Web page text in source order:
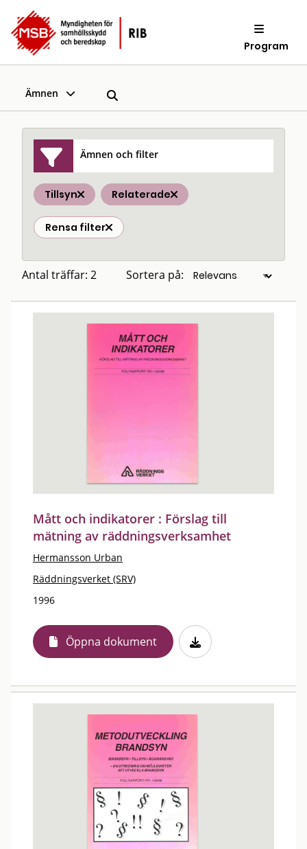
Program
Ämnen
Ämnen och filter
Tillsyn Relaterade
Rensa filter
Antal träffar: 2 Sortera på:
Mått och indikatorer : Förslag till
mätning av räddningsverksamhet
Hermansson Urban
Räddningsverket (SRV)
1996
Öppna dokument